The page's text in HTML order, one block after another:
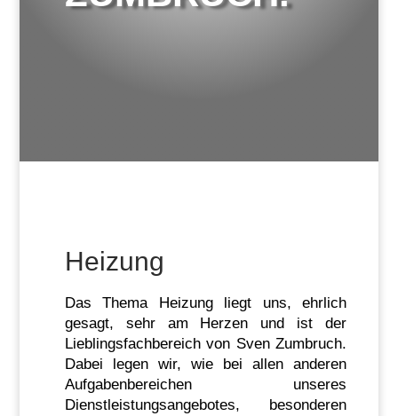
Heizung
Das Thema Heizung liegt uns, ehrlich
gesagt, sehr am Herzen und ist der
Lieblingsfachbereich von Sven Zumbruch.
Dabei legen wir, wie bei allen anderen
Aufgabenbereichen unseres
Dienstleistungsangebotes, besonderen